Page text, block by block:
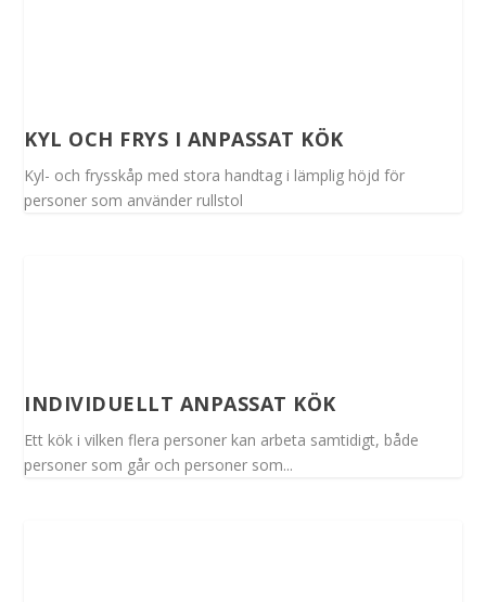
KYL OCH FRYS I ANPASSAT KÖK
Kyl- och frysskåp med stora handtag i lämplig höjd för
personer som använder rullstol
INDIVIDUELLT ANPASSAT KÖK
Ett kök i vilken flera personer kan arbeta samtidigt, både
personer som går och personer som...